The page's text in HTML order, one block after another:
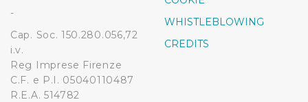
fruibile il sito web abilitandone funzionalità di base quali
la navigazione sulle pagine e l'accesso alle aree
-
Cap. Soc. 150.280.056,72
i.v.
Reg Imprese Firenze
C.F. e P.I. 05040110487
R.E.A. 514782
WHISTLEBLOWING
CREDITS